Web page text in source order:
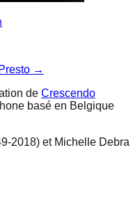
→
de Crescendo
basé en Belgique
2018) et Michelle Debra